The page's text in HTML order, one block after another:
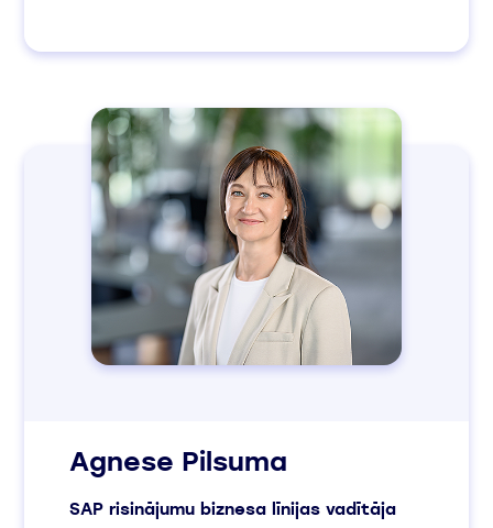
Agnese Pilsuma
SAP risinājumu biznesa līnijas vadītāja